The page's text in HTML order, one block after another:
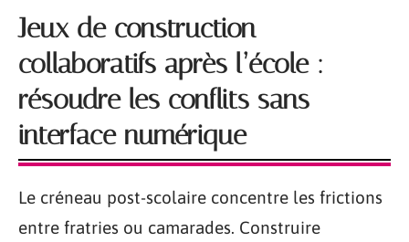
Jeux de construction
collaboratifs après l’école :
résoudre les conflits sans
interface numérique
Le créneau post-scolaire concentre les frictions
entre fratries ou camarades. Construire